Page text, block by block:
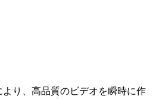
より、高品質のビデオを瞬時に作